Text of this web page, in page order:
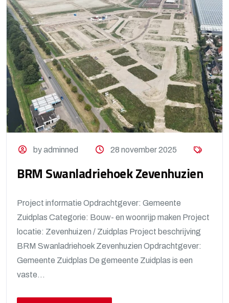
by adminned 28 november 2025
BRM Swanladriehoek Zevenhuzien
Project informatie Opdrachtgever: Gemeente
Zuidplas Categorie: Bouw- en woonrijp maken Project
locatie: Zevenhuizen / Zuidplas Project beschrijving
BRM Swanladriehoek Zevenhuzien Opdrachtgever:
Gemeente Zuidplas De gemeente Zuidplas is een
vaste...